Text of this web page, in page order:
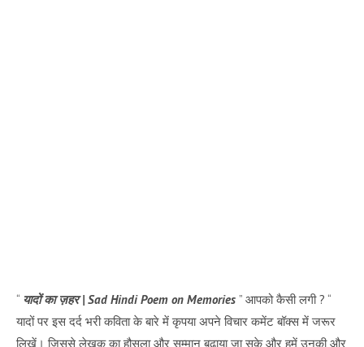
“ यादों का ज़हर | Sad Hindi Poem on Memories ” आपको कैसी लगी ? “
यादों पर इस दर्द भरी कविता के बारे में कृपया अपने विचार कमेंट बॉक्स में जरूर
लिखें। जिससे लेखक का हौसला और सम्मान बढ़ाया जा सके और हमें उनकी और